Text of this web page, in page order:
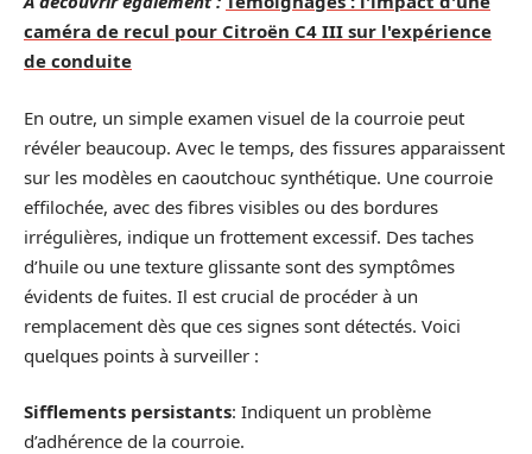
caméra de recul pour Citroën C4 III sur l'expérience
de conduite
En outre, un simple examen visuel de la courroie peut
révéler beaucoup. Avec le temps, des fissures apparaissent
sur les modèles en caoutchouc synthétique. Une courroie
effilochée, avec des fibres visibles ou des bordures
irrégulières, indique un frottement excessif. Des taches
d’huile ou une texture glissante sont des symptômes
évidents de fuites. Il est crucial de procéder à un
remplacement dès que ces signes sont détectés. Voici
quelques points à surveiller :
Sifflements persistants: Indiquent un problème
d’adhérence de la courroie.